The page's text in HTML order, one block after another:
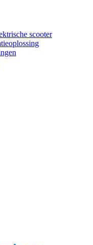
scooter